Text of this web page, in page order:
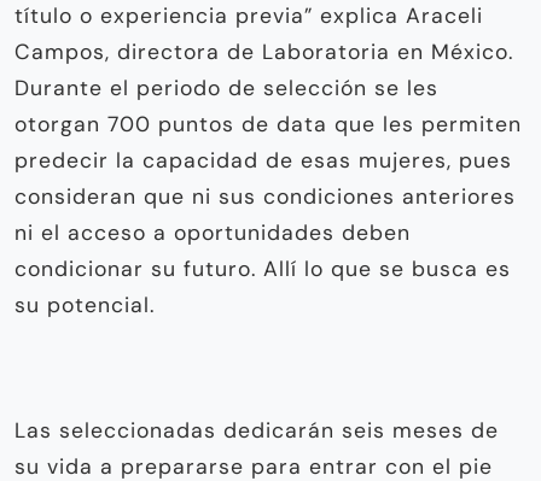
título o experiencia previa” explica Araceli
Campos, directora de Laboratoria en México.
Durante el periodo de selección se les
otorgan 700 puntos de data que les permiten
predecir la capacidad de esas mujeres, pues
consideran que ni sus condiciones anteriores
ni el acceso a oportunidades deben
condicionar su futuro. Allí lo que se busca es
su potencial.
Las seleccionadas dedicarán seis meses de
su vida a prepararse para entrar con el pie